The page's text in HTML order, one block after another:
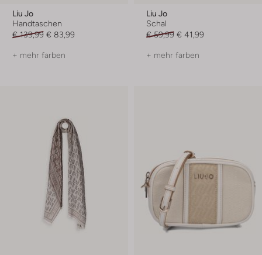
Liu Jo
Handtaschen
€ 139,99 € 83,99
+ mehr farben
Liu Jo
Schal
€ 59,99 € 41,99
+ mehr farben